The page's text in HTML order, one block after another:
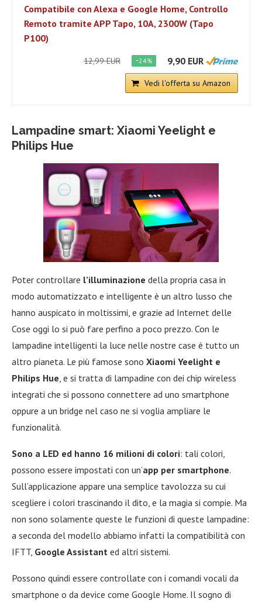
Compatibile con Alexa e Google Home, Controllo
Remoto tramite APP Tapo, 10A, 2300W (Tapo
P100)
12,99 EUR −24% 9,90 EUR
Vedi l'offerta su Amazon
Lampadine smart: Xiaomi Yeelight e
Philips Hue
Poter controllare l’illuminazione della propria casa in
modo automatizzato e intelligente è un altro lusso che
hanno auspicato in moltissimi, e grazie ad Internet delle
Cose oggi lo si può fare perfino a poco prezzo. Con le
lampadine intelligenti la luce nelle nostre case è tutto un
altro pianeta. Le più famose sono Xiaomi Yeelight e
Philips Hue , e si tratta di lampadine con dei chip wireless
integrati che si possono connettere ad uno smartphone
oppure a un bridge nel caso ne si voglia ampliare le
funzionalità.
Sono a LED ed hanno 16 milioni di colori: tali colori,
possono essere impostati con un’app per smartphone.
Sull’applicazione appare una semplice tavolozza su cui
scegliere i colori trascinando il dito, e la magia si compie. Ma
non sono solamente queste le funzioni di queste lampadine:
a seconda del modello abbiamo infatti la compatibilità con
IFTT, Google Assistant ed altri sistemi.
Possono quindi essere controllate con i comandi vocali da
smartphone o da device come Google Home. Il sogno di